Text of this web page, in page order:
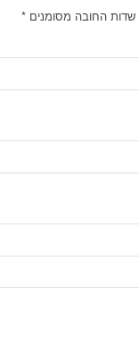
שדות החובה מסומנים *